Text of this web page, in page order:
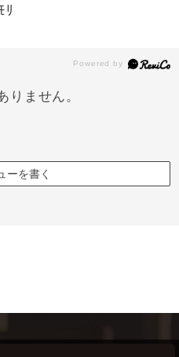
ﾘ
りません。
ーを書く